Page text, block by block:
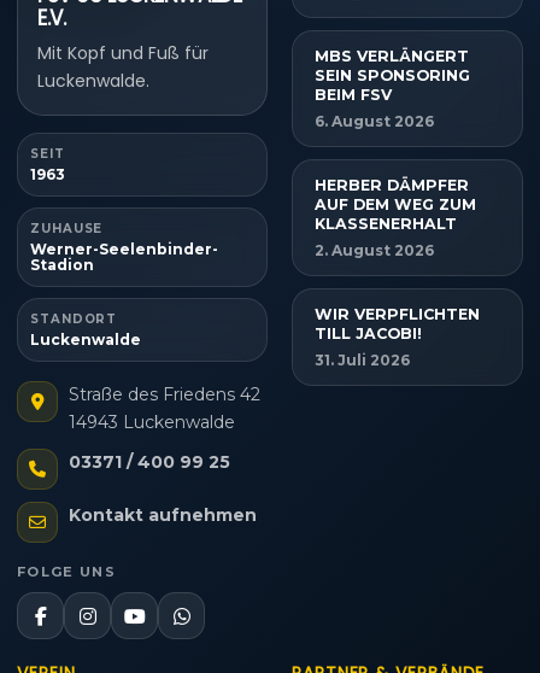
E.V.
Mit Kopf und Fuß für
Luckenwalde.
SEIT
1963
ZUHAUSE
Werner-Seelenbinder-
Stadion
STANDORT
Luckenwalde
Straße des Friedens 42
14943 Luckenwalde
03371 / 400 99 25
Kontakt aufnehmen
FOLGE UNS
MBS VERLÄNGERT
SEIN SPONSORING
BEIM FSV
6. August 2026
HERBER DÄMPFER
AUF DEM WEG ZUM
KLASSENERHALT
2. August 2026
WIR VERPFLICHTEN
TILL JACOBI!
31. Juli 2026